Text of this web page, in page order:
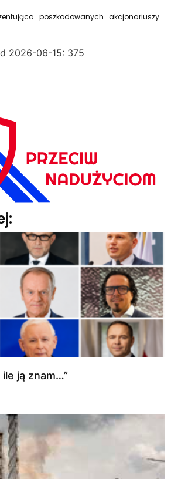
poszkodowanych akcjonariuszy
2026-06-15: 375
ile ją znam…”